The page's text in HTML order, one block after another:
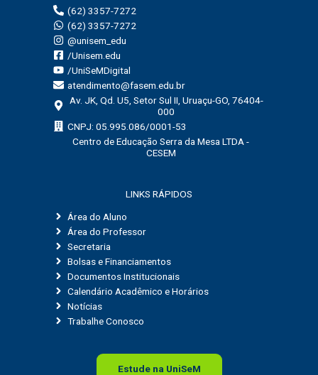
(62) 3357-7272
(62) 3357-7272
@unisem_edu
/Unisem.edu
/UniSeMDigital
atendimento@fasem.edu.br
Av. JK, Qd. U5, Setor Sul II, Uruaçu-GO, 76404-
000
CNPJ: 05.995.086/0001-53
Centro de Educação Serra da Mesa LTDA -
CESEM
LINKS RÁPIDOS
Área do Aluno
Área do Professor
Secretaria
Bolsas e Financiamentos
Documentos Institucionais
Calendário Acadêmico e Horários
Notícias
Trabalhe Conosco
Estude na UniSeM